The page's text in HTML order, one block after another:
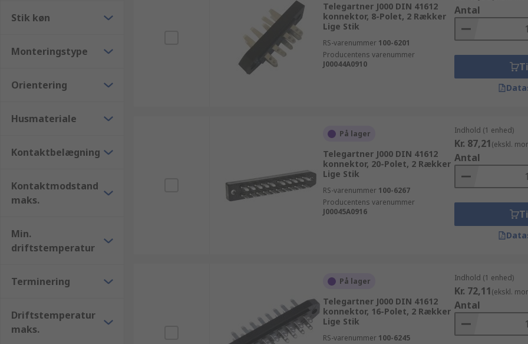
Stik køn
Monteringstype
Orientering
Husmateriale
Kontaktbelægning
Kontaktmodstand
maks.
Min.
driftstemperatur
Terminering
Driftstemperatur
maks.
Telegartner J000 DIN 41612
konnektor, 8-Polet, 2 Rækker
Lige Stik
RS-varenummer 100-6201
Producentens varenummer
J00044A0910
Antal
På lager
Telegartner J000 DIN 41612
konnektor, 20-Polet, 2 Rækker
Lige Stik
RS-varenummer 100-6267
Producentens varenummer
J00045A0916
Indhold (1 enhed)
Kr. 87,21(ekskl.
Antal
På lager
Telegartner J000 DIN 41612
konnektor, 16-Polet, 2 Rækker
Lige Stik
RS-varenummer 100-6245
Indhold (1 enhed)
Kr. 72,11(ekskl.
Antal